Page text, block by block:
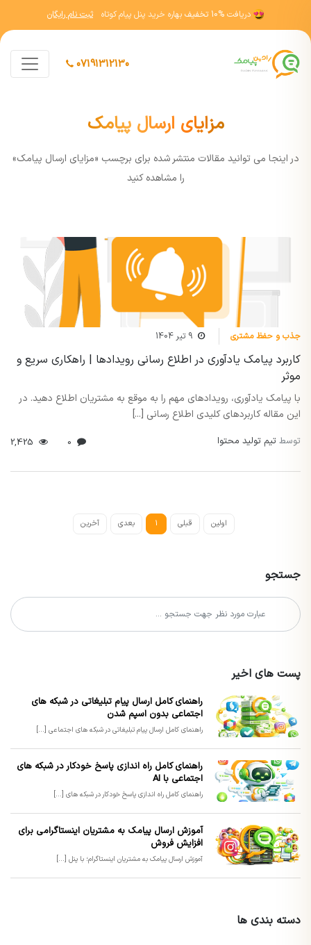
دریافت 10% تخفیف بهاره خرید پنل پیام کوتاه ثبت نام رایگان
07191312130
مزایای ارسال پیامک
در اينجا مي توانيد مقالات منتشر شده برای برچسب «مزایای ارسال پیامک»
را مشاهده کنيد
جذب و حفظ مشتری 9 تیر 1404
کاربرد پیامک یادآوری در اطلاع رسانی رویدادها | راهکاری سریع و
موثر
با پیامک یادآوری، رویدادهای مهم را به موقع به مشتریان اطلاع دهید. در
این مقاله کاربردهای کلیدی اطلاع رسانی [...]
توسط تیم تولید محتوا
اولین قبلی 1 بعدی آخرین
جستجو
پست های اخیر
راهنمای کامل ارسال پیام تبلیغاتی در شبکه های
اجتماعی بدون اسپم شدن
راهنمای کامل ارسال پیام تبلیغاتی در شبکه های اجتماعی [...]
راهنمای کامل راه اندازی پاسخ خودکار در شبکه های
اجتماعی با AI
راهنمای کامل راه اندازی پاسخ خودکار در شبکه های [...]
آموزش ارسال پیامک به مشتریان اینستاگرامی برای
افزایش فروش
آموزش ارسال پیامک به مشتریان اینستاگرام؛ با پنل [...]
دسته بندی ها